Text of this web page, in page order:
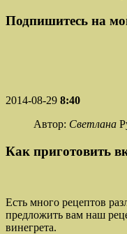
Подпишитесь на
2014-08-29 8:40
Автор: Светлана
Как приготовить
Есть много рецептов
предложить вам наш
винегрета.